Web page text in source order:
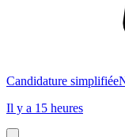
Candidature simplifiée
Il y a 15 heures